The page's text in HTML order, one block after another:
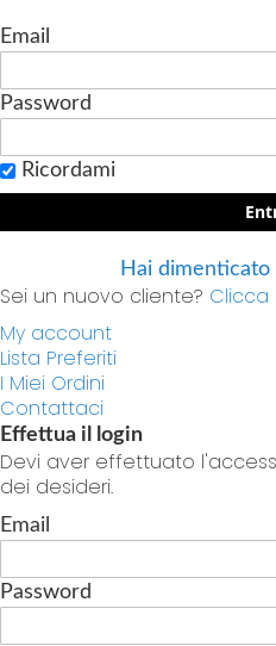
Email
Password
Ricordami
Hai dimenticato
Sei un nuovo cliente? Clicca
My account
Lista Preferiti
I Miei Ordini
Contattaci
Effettua il login
Devi aver effettuato
dei desideri.
Email
Password